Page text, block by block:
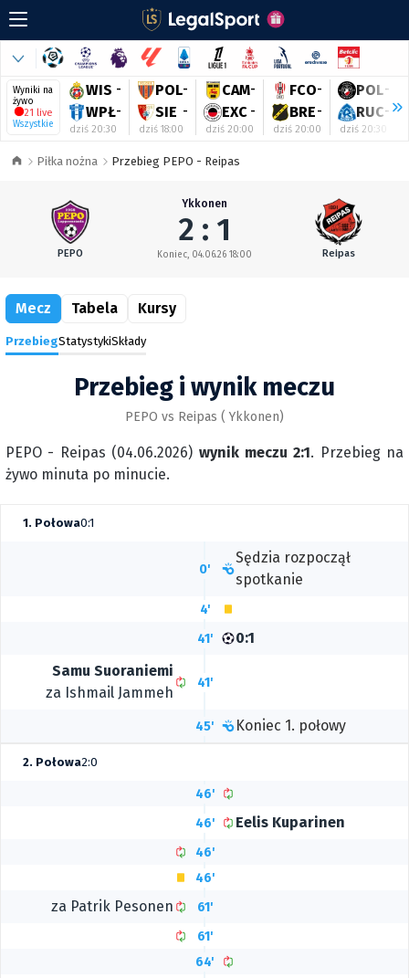
Wyniki na
żywo
21 live
Wszystkie
WIS -
WPŁ-
dziś 20:30
POL-
SIE -
dziś 18:00
CAM-
EXC -
dziś 20:00
FCO-
BRE-
dziś 20:00
POL-
RUC-
dziś 20:30
Piłka nożna Przebieg PEPO - Reipas
PEPO
Ykkonen
2 : 1
Koniec, 04.06.26 18:00 Reipas
Mecz Tabela Kursy
PrzebiegStatystykiSkłady
Przebieg i wynik meczu
PEPO vs Reipas ( Ykkonen)
PEPO - Reipas (04.06.2026) wynik meczu 2:1. Przebieg na
żywo minuta po minucie.
1. Połowa0:1
0'
Sędzia rozpoczął
spotkanie
4'
41'
0:1
Samu Suoraniemi
za Ishmail Jammeh
41'
45' Koniec 1. połowy
2. Połowa2:0
46'
46'
Eelis Kuparinen
46'
46'
za Patrik Pesonen
61'
61'
64'